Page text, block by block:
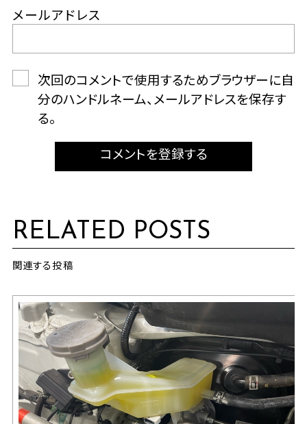
メールアドレス
次回のコメントで使用するためブラウザーに自
分のハンドルネーム、メールアドレスを保存す
る。
コメントを登録する
RELATED POSTS
関連する投稿